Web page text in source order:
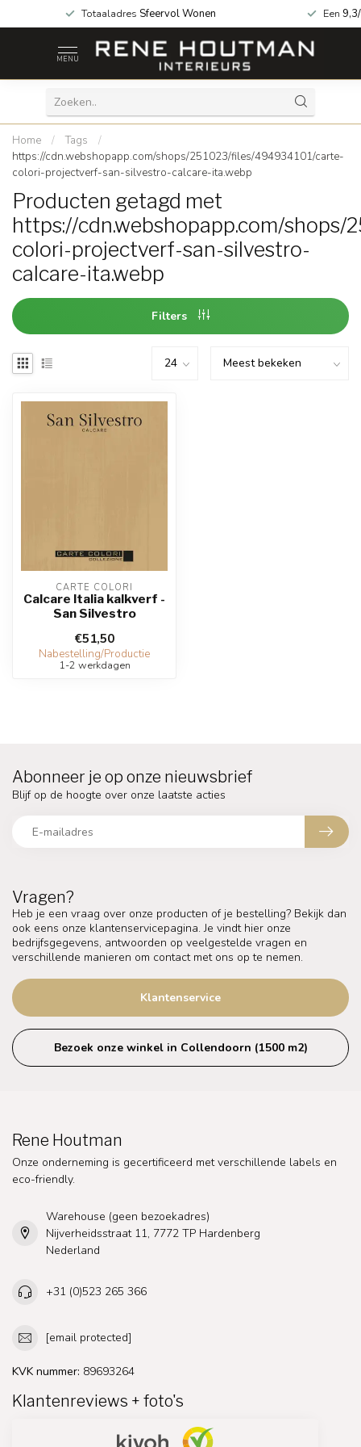
Totaaladres Sfeervol Wonen Een
MENU
Home / Tags
/
https://cdn.webshopapp.com/shops/251023/files/494934101/carte-
colori-projectverf-san-silvestro-calcare-ita.webp
Producten getagd met
https://cdn.webshopapp.com/
colori-projectverf-san-silvestro-
calcare-ita.webp
Filters
CARTE COLORI
Calcare Italia kalkverf -
San Silvestro
€51,50
Nabestelling/Productie
1-2 werkdagen
Vragen?
Heb je een vraag over onze producten of je bestelling? Bekijk dan
ook eens onze klantenservicepagina. Je vindt hier onze
bedrijfsgegevens, antwoorden op veelgestelde vragen en
verschillende manieren om contact met ons op te nemen.
Klantenservice
Bezoek onze winkel in Collendoorn (1500 m2)
Abonneer je op onze nieuwsbrief
Blijf op de hoogte over onze laatste acties
Rene Houtman
Onze onderneming is gecertificeerd met verschillende labels en
eco-friendly.
Warehouse (geen bezoekadres)
Nijverheidsstraat 11, 7772 TP Hardenberg
Nederland
+31 (0)523 265 366
[email protected]
KVK nummer: 89693264
Klantenreviews + foto's